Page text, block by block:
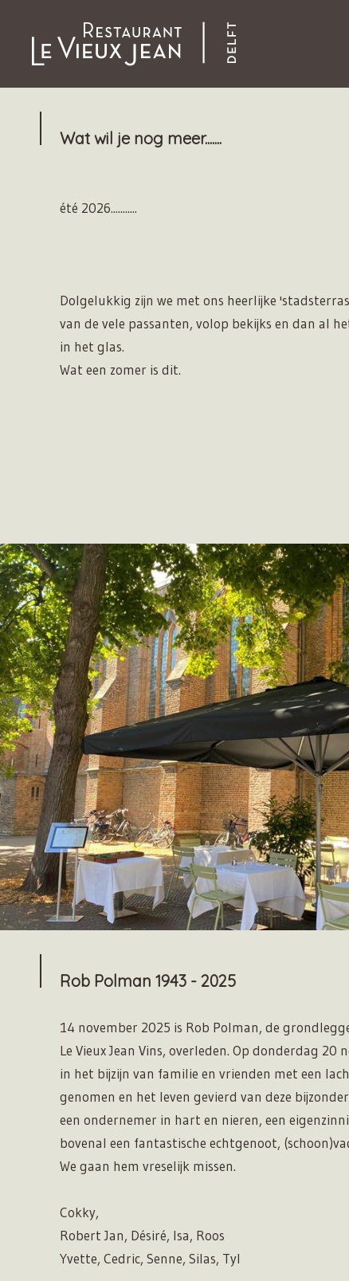
Wat wil je nog meer.......
été 2026...........
Dolgelukkig zijn we met ons heerlijke
van de vele passanten, volop bekijks en dan al
in het glas.
Wat een zomer is dit.
Rob Polman 1943 - 2025
14 november 2025 is Rob Polman, de
Le Vieux Jean Vins, overleden. Op donderdag 20
in het bijzijn van familie en vrienden met een
genomen en het leven gevierd van deze
een ondernemer in hart en nieren, een
bovenal een fantastische echtgenoot,
We gaan hem vreselijk missen.
Cokky,
Robert Jan, Désiré, Isa, Roos
Yvette, Cedric, Senne, Silas, Tyl